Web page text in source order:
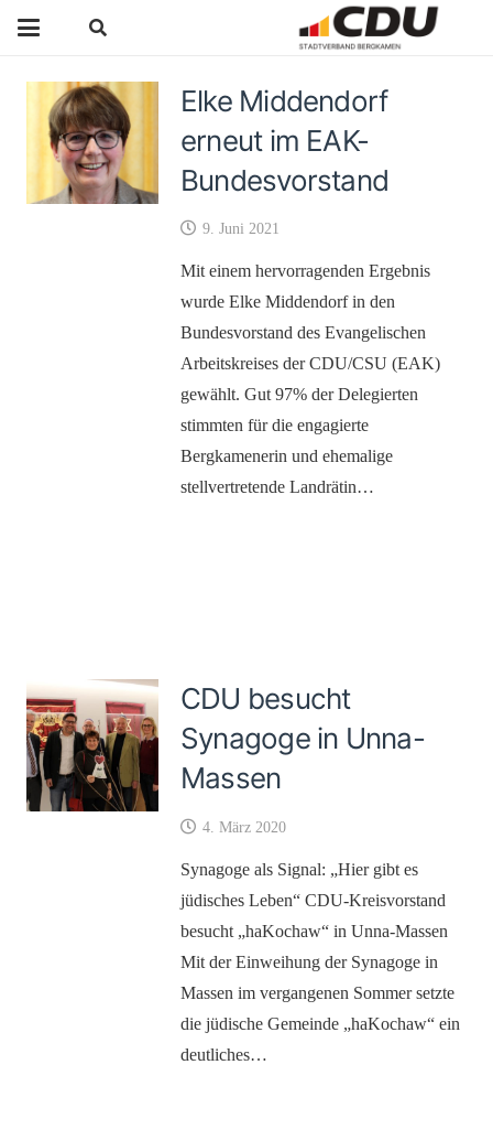
Elke Middendorf
erneut im EAK-
Bundesvorstand
9. Juni 2021
Mit einem hervorragenden Ergebnis
wurde Elke Middendorf in den
Bundesvorstand des Evangelischen
Arbeitskreises der CDU/CSU (EAK)
gewählt. Gut 97% der Delegierten
stimmten für die engagierte
Bergkamenerin und ehemalige
stellvertretende Landrätin…
CDU besucht
Synagoge in Unna-
Massen
4. März 2020
Synagoge als Signal: „Hier gibt es
jüdisches Leben“ CDU-Kreisvorstand
besucht „haKochaw“ in Unna-Massen
Mit der Einweihung der Synagoge in
Massen im vergangenen Sommer setzte
die jüdische Gemeinde „haKochaw“ ein
deutliches…